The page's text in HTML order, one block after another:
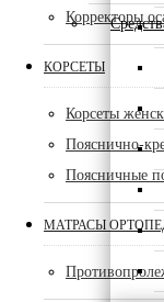
Корректоры
КОРСЕТЫ
Корсеты
Пояснично-
Поясничные
МАТРАСЫ